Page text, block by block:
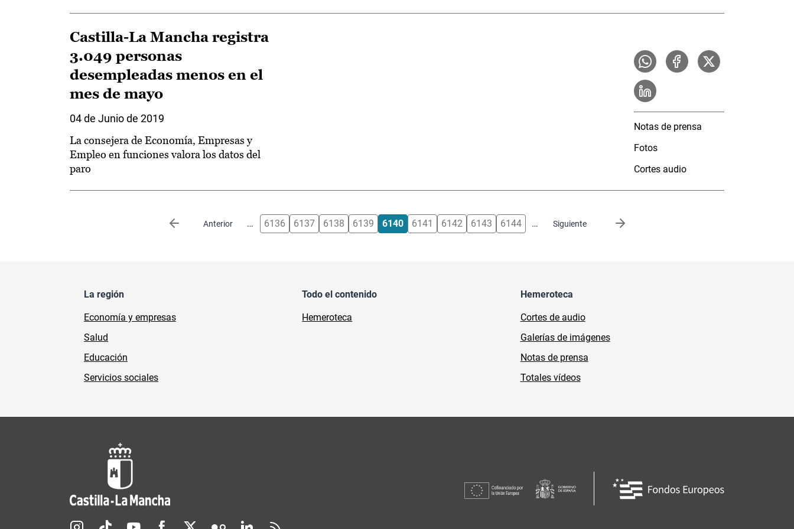
Castilla-La Mancha registra
3.049 personas
desempleadas menos en el
mes de mayo
04 de Junio de 2019
La consejera de Economía, Empresas y
Empleo en funciones valora los datos del
paro
Notas de prensa
Fotos
Cortes audio
Anterior
Página anterior … 6136 6137 6138 6139 6140 6141 6142 6143 6144 … Siguiente
Siguiente página
La región
Economía y empresas
Salud
Educación
Servicios sociales
Todo el contenido
Hemeroteca
Hemeroteca
Cortes de audio
Galerías de imágenes
Notas de prensa
Totales vídeos